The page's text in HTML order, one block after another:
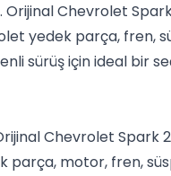
Chevrolet
yedek parça, fren,
sürüş için ideal bir
Chevrolet Spark
parça, motor, fren,